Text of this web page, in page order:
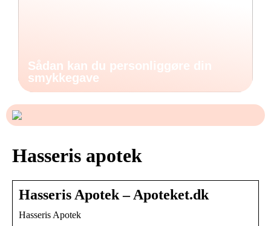
Sådan kan du personliggøre din
smykkegave
Hasseris apotek
Hasseris Apotek – Apoteket.dk
Hasseris Apotek